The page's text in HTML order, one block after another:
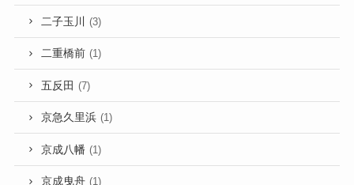
二子玉川 (3)
二重橋前 (1)
五反田 (7)
京急久里浜 (1)
京成八幡 (1)
京成曳舟 (1)